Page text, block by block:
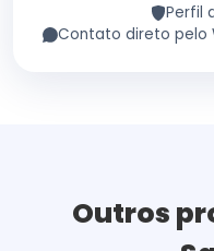
Perfil
Contato direto pelo
Outros